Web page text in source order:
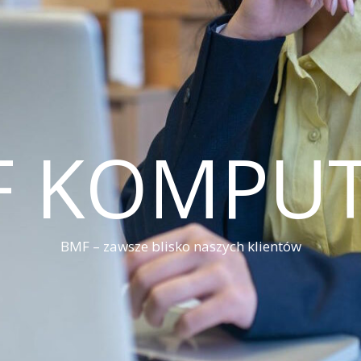
BMF – zawsze blisko naszych klientów